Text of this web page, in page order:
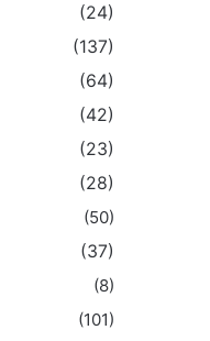
(24)
(137)
(64)
(42)
(23)
(28)
(50)
(37)
(8)
(101)